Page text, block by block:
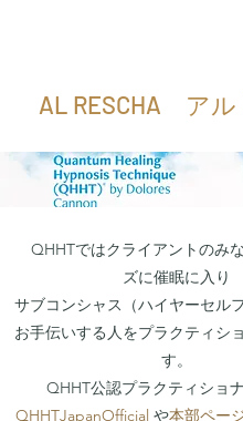
AL RESCHA アル
QHHT®プラクティショナ
QHHTではクライアントのみ
ズに催眠に入り
サブコンシャス（ハイヤーセル
お手伝いする人をプラクティシ
す。
QHHT公認プラクティショ
QHHTJapanOfficial や本部ペー